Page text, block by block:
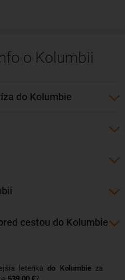
celého roka.
park Tayorana.
Veľmi komfortne možno letieť do
Bogoty z našich končín
o Kolumbii
do Kolumbie
cestou do Kolumbie
letenka do Kolumbieza